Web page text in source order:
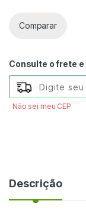
Comparar
Consulte o frete
Não sei meu CEP
Descrição